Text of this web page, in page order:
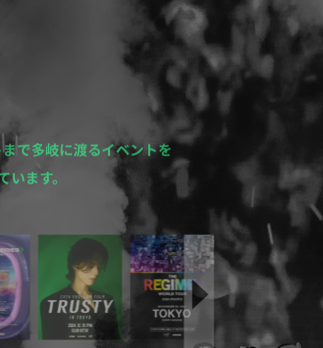
で多岐に渡るイベントを
ます。